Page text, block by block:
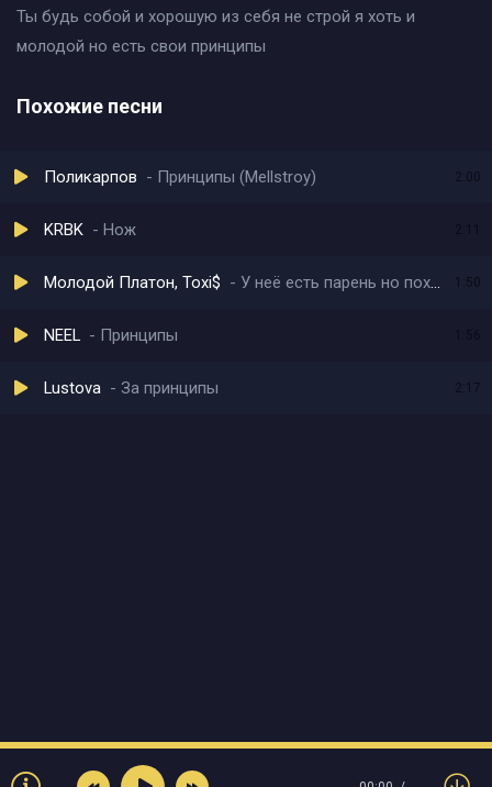
Ты будь собой и хорошую из себя не строй я хоть и
молодой но есть свои принципы
Похожие песни
Поликарпов Принципы (Mellstroy) 2:00
KRBK Нож
Молодой Платон, Toxi$ У неё есть парень но походу он лох 1:50
NEEL Принципы
Lustova За принципы 2:17